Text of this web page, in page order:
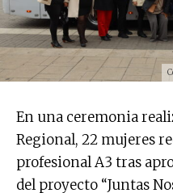
En una ceremonia
Regional, 22 mujeres
profesional A3 tras
del proyecto “Juntas